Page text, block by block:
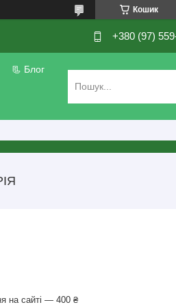
Кошик
+380 (97)
📃 Блог
на сайті — 400 ₴